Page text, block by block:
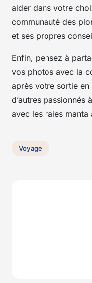
aider dans votre
communauté des
et ses propres
Enfin, pensez à
vos photos avec la
après votre sortie
d’autres passionnés
avec les raies manta
Voyage